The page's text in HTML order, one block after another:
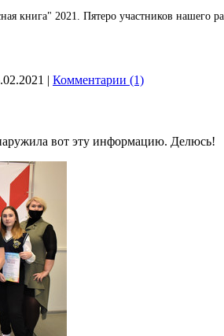
книга" 2021. Пятеро участников
| Комментарии (1)
вот эту информацию. Делюсь!